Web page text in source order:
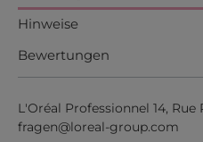
Hinweise
Bewertungen
L'Oréal Professionnel 14,
fragen@loreal-group.com